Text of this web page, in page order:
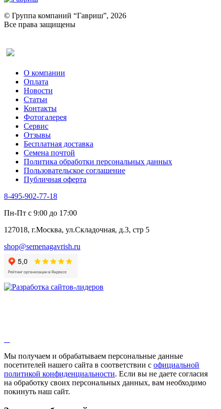
Ревень
Рукола
Рута
Тмин
Трава для чая
Туласи
Укроп
Фенхель пряный
Хризантема овощная
Цикорий пряный
Цикорий салатный (Витлуф)
Черемша
Шпинат
Щавель
Эндивий
Эстрагон
Алтей
Анис
Бессмертник
Валериана
Валерианелла
Гибискус лекарственный
Девясил
Душица
Змееголовник
Мыльнянка
Мята
Овсяный корень
Огуречная трава
Пустырник
© Группа компаний “Гавриш”, 2026
Все права защищены
О компании
Оплата
Новости
Статьи
Контакты
Фотогалерея​
Сервис
Отзывы
Бесплатная доставка
Семена почтой
Политика обработки персональных данных
Пользовательское соглашение
Публичная оферта
8-495-902-77-18
Пн-Пт с 9:00 до 17:00
127018, г.Москва, ул.Складочная, д.3, стр 5
shop@semenagavrish.ru
Мы получаем и обрабатываем персональные данные
посетителей нашего сайта в соответствии с официальной
политикой конфиденциальности. Если вы не даете согласия
на обработку своих персональных данных, вам необходимо
покинуть наш сайт.